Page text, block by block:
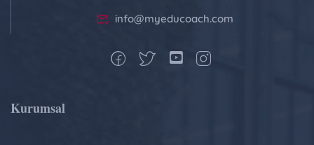
info@myeducoach.com
Kurumsal